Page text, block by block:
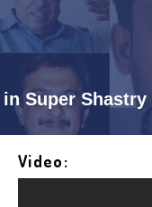
in Super Shastry
Video: